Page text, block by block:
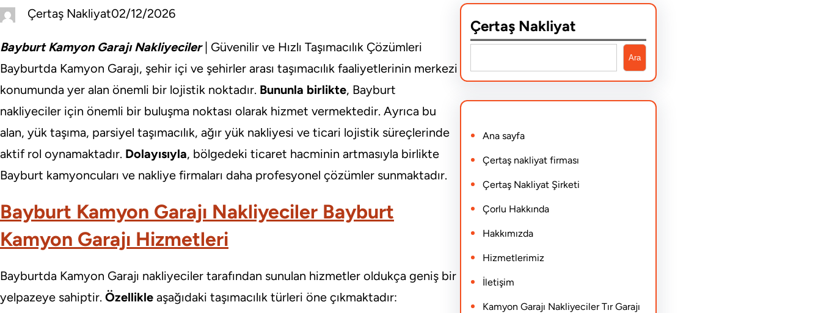
Çertaş Nakliyat02/12/2026
Bayburt Kamyon Garajı Nakliyeciler| Güvenilir ve Hızlı Taşımacılık Çözümleri
Bayburtda Kamyon Garajı, şehir içi ve şehirler arası taşımacılık faaliyetlerinin merkezi
konumunda yer alan önemli bir lojistik noktadır. Bununla birlikte, Bayburt
nakliyeciler için önemli bir buluşma noktası olarak hizmet vermektedir. Ayrıca bu
alan, yük taşıma, parsiyel taşımacılık, ağır yük nakliyesi ve ticari lojistik süreçlerinde
aktif rol oynamaktadır. Dolayısıyla, bölgedeki ticaret hacminin artmasıyla birlikte
Bayburt kamyoncuları ve nakliye firmaları daha profesyonel çözümler sunmaktadır.
Bayburt Kamyon Garajı Nakliyeciler Bayburt
Kamyon Garajı Hizmetleri
Bayburtda Kamyon Garajı nakliyeciler tarafından sunulan hizmetler oldukça geniş bir
yelpazeye sahiptir. Özellikle aşağıdaki taşımacılık türleri öne çıkmaktadır:
Çertaş Nakliyat
e
a
c
h
Ara
Ana sayfa
Çertaş nakliyat firması
Çertaş Nakliyat Şirketi
Çorlu Hakkında
Hakkımızda
Hizmetlerimiz
İletişim
Kamyon Garajı Nakliyeciler Tır Garajı